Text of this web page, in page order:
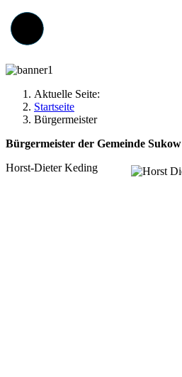
Aktuelle Seite:
Startseite
Bürgermeister
Bürgermeister der Gemeinde Sukow
Horst-Dieter Keding